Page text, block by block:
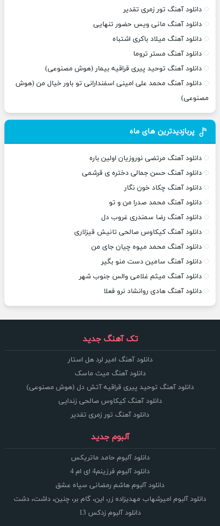
دانلود آهنگ تور زمری تقدیر
دانلود آهنگ مانی ویس حضور تنهایی
دانلود آهنگ میلاد باکری اشتباه
دانلود آهنگ مستر تروما
دانلود آهنگ توحید پیری قراقیه بیمار (هوش مصنوعی)
دانلود آهنگ محمد علی امینی اسفندارانی تو باور خیال من (هوش
مصنوعی)
پربازدیدترین های ماه
دانلود آهنگ مرتضی نوروزیان اولین باره
دانلود آهنگ حسن جمالی دختره ی قرشمی
دانلود آهنگ چکاد خون نگار
دانلود آهنگ محمد صدرا من و تو
دانلود آهنگ رضا سمندری غروب دل
دانلود آهنگ کیکاوس صالحی تانیش قیزلاری
دانلود آهنگ محمد میوه چیان جای من
دانلود آهنگ سامین دست منو بگیر
دانلود آهنگ میثم غلامی والس جنوب شهر
دانلود آهنگ هادی روانشاد نرو فعلا
تک آهنگ جدید
دانلود آهنگ امیر لرد هل استار
دانلود آهنگ میث ماسک
دانلود آهنگ توحید پیری قراقیه آتش دل (هوش مصنوعی)
دانلود آهنگ کیکاوس صالحی زندایی
دانلود آهنگ تور زمری تقدیر
آلبوم جدید
دانلود آلبوم حامد ماتریکس
دانلود آلبوم فرزینم4 ای ام 4
دانلود آلبوم هاشم رمضانی سپاه عشق
دانلود آلبوم امیرشهاب مهدیزاده زر، این، گام بر، چنین، داشت، دشت
دانلود آلبوم زدکس 13